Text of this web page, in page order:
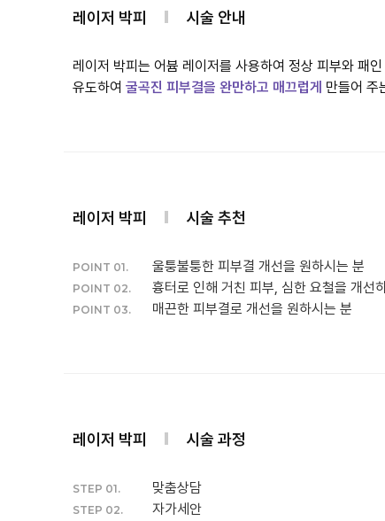
레이저 박피 시술 안내
레이저 박피는 어븀 레이저를 사용하여 정상 피부와 패
유도하여 굴곡진 피부결을 완만하고 매끄럽게 만들어 주
레이저 박피 시술 추천
POINT 01. 울퉁불퉁한 피부결 개선을 원하시는 분
POINT 02. 흉터로 인해 거친 피부, 심한 요철을 개선
POINT 03. 매끈한 피부결로 개선을 원하시는 분
레이저 박피 시술 과정
STEP 01. 맞춤상담
STEP 02. 자가세안